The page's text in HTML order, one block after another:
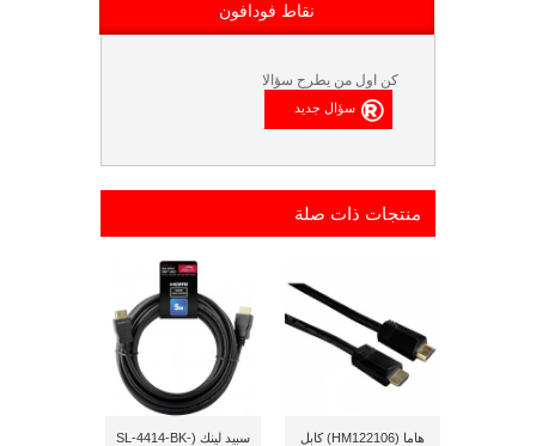
نقاط فودافون
كن اول من يطرح سؤالا
منتجات ذات صلة
هاما (HM122106) كابل
سبيد لينك (SL-4414-BK-